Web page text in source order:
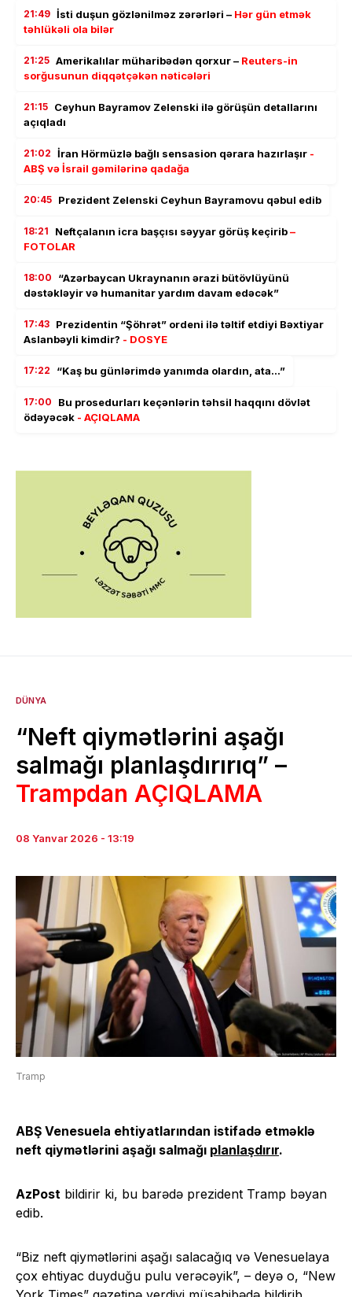
21:49 İsti duşun gözlənilməz zərərləri – Hər gün etmək
təhlükəli ola bilər
21:25 Amerikalılar müharibədən qorxur – Reuters-in
sorğusunun diqqətçəkən nəticələri
21:15 Ceyhun Bayramov Zelenski ilə görüşün detallarını
açıqladı
21:02 İran Hörmüzlə bağlı sensasion qərara hazırlaşır -
ABŞ və İsrail gəmilərinə qadağa
20:45 Prezident Zelenski Ceyhun Bayramovu qəbul edib
18:21 Neftçalanın icra başçısı səyyar görüş keçirib–
FOTOLAR
18:00
“Azərbaycan Ukraynanın ərazi bütövlüyünü
dəstəkləyir və humanitar yardım davam edəcək”
17:43 Prezidentin “Şöhrət” ordeni ilə təltif etdiyi Bəxtiyar
Aslanbəyli kimdir? - DOSYE
17:22 “Kaş bu günlərimdə yanımda olardın, ata…”
17:00
Bu prosedurları keçənlərin təhsil haqqını dövlət
ödəyəcək - AÇIQLAMA
DÜNYA
“Neft qiymətlərini aşağı
salmağı planlaşdırırıq” –
Trampdan AÇIQLAMA
08 Yanvar 2026 - 13:19
Tramp
ABŞ Venesuela ehtiyatlarından istifadə etməklə
neft qiymətlərini aşağı salmağı planlaşdırır.
AzPost bildirir ki, bu barədə prezident Tramp bəyan
edib.
“Biz neft qiymətlərini aşağı salacağıq və Venesuelaya
çox ehtiyac duyduğu pulu verəcəyik”, – deyə o, “New